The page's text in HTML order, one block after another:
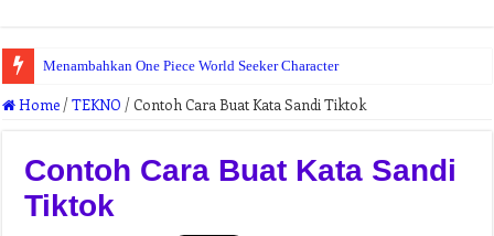
Menambahkan One Piece World Seeker Character
Home /TEKNO /Contoh Cara Buat Kata Sandi Tiktok
Contoh Cara Buat Kata Sandi
Tiktok